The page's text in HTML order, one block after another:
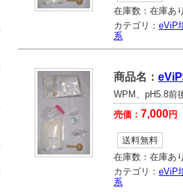
在庫数： 在庫あ
カテゴリ： eViP
系
商品名：
WPM、pH5.8前
売価： 7,000円
送料無料
在庫数： 在庫あ
カテゴリ： eViP
系